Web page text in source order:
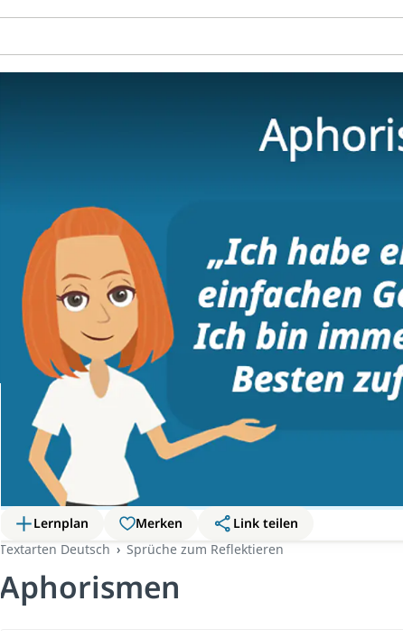
Lernplan Merken
Link teilen
Textarten Deutsch
Sprüche zum Reflektieren
Aphorismen